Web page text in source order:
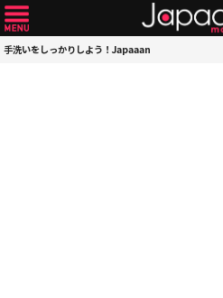
手洗いをしっかりしよう！Japaaan